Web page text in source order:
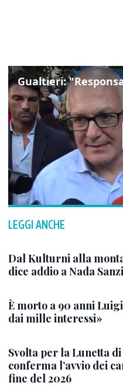
LEGGI ANCHE
Dal Kulturni alla
dice addio a Nada
È morto a 90 anni
dai mille interessi»
Svolta per la Lunetta
conferma l’avvio dei
fine del 2026